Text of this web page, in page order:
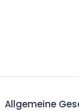
Allgemeine